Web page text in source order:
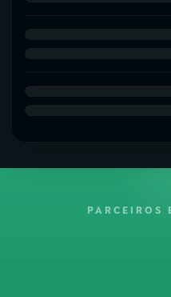
PARCEIROS